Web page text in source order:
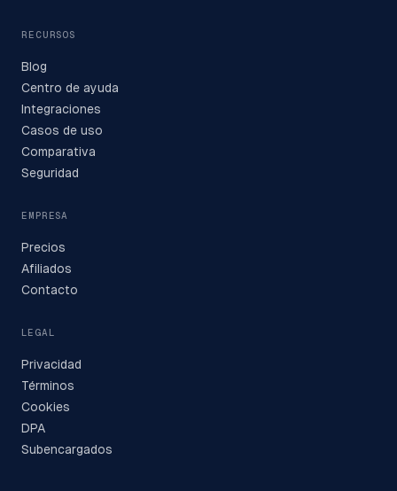
RECURSOS
Blog
Centro de ayuda
Integraciones
Casos de uso
Comparativa
Seguridad
EMPRESA
Precios
Afiliados
Contacto
LEGAL
Privacidad
Términos
Cookies
DPA
Subencargados